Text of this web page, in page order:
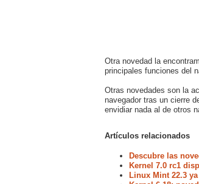
Otra novedad la
principales funciones del
Otras novedades son la
navegador tras un cierre
envidiar nada al de otros
Artículos relacionados
Descubre las
Kernel 7.0 rc1
Linux Mint 22.3